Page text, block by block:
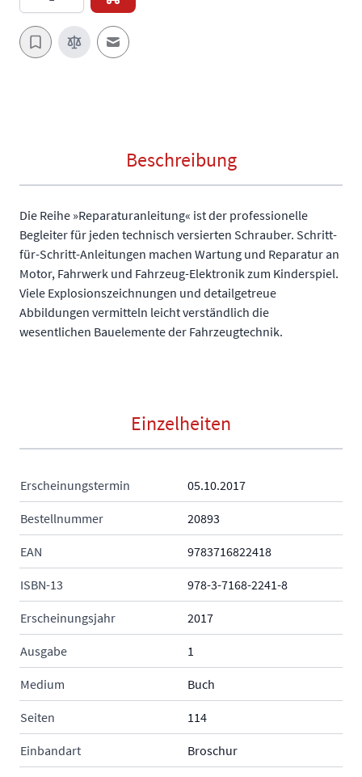
E-Mail an einen Freund
Beschreibung
Die Reihe »Reparaturanleitung« ist der professionelle
Begleiter für jeden technisch versierten Schrauber. Schritt-
für-Schritt-Anleitungen machen Wartung und Reparatur an
Motor, Fahrwerk und Fahrzeug-Elektronik zum Kinderspiel.
Viele Explosionszeichnungen und detailgetreue
Abbildungen vermitteln leicht verständlich die
wesentlichen Bauelemente der Fahrzeugtechnik.
Einzelheiten
Erscheinungstermin 05.10.2017
Bestellnummer 20893
EAN 9783716822418
ISBN-13 978-3-7168-2241-8
Erscheinungsjahr 2017
Ausgabe 1
Medium Buch
Seiten 114
Einbandart Broschur